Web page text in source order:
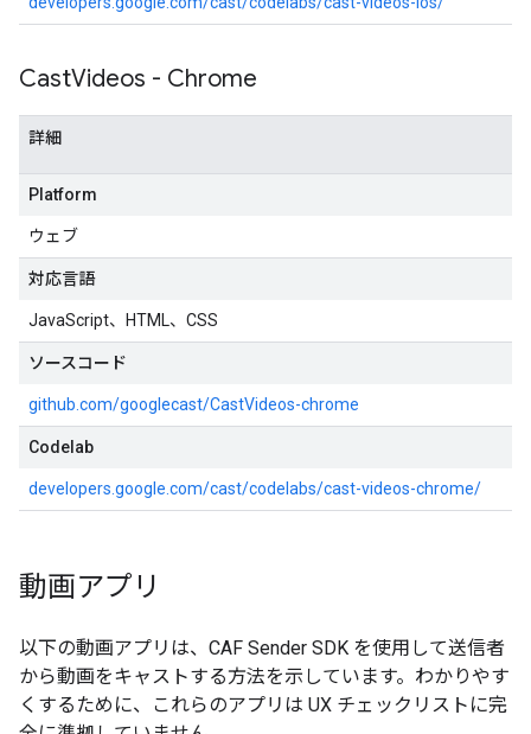
CastVideos - Chrome
詳細
Platform
ウェブ
対応言語
JavaScript、HTML、CSS
ソースコード
github.com/googlecast/CastVideos-chrome
Codelab
developers.google.com/cast/codelabs/cast-videos-chrome/
動画アプリ
以下の動画アプリは、CAF Sender SDK を使用して送信者
から動画をキャストする方法を示しています。わかりやす
くするために、これらのアプリは UX チェックリストに完